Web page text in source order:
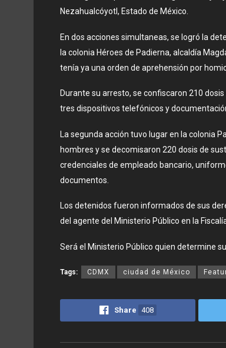
Nezahualcóyotl, Estado de México.
En dos acciones simultaneas, se logró la
la colonia Héroes de Padierna, alcaldía
tenía ya una orden de aprehensión por
Durante su arresto, se confiscaron 210
tres dispositivos telefónicos y
La segunda acción tuvo lugar en la colonia
hombres y se decomisaron 220 dosis de
credenciales de empleado bancario,
documentos.
Los detenidos fueron informados de sus
del agente del Ministerio Público en la
Será el Ministerio Público quien determine
Tags: CDMX ciudad de México
Share 408